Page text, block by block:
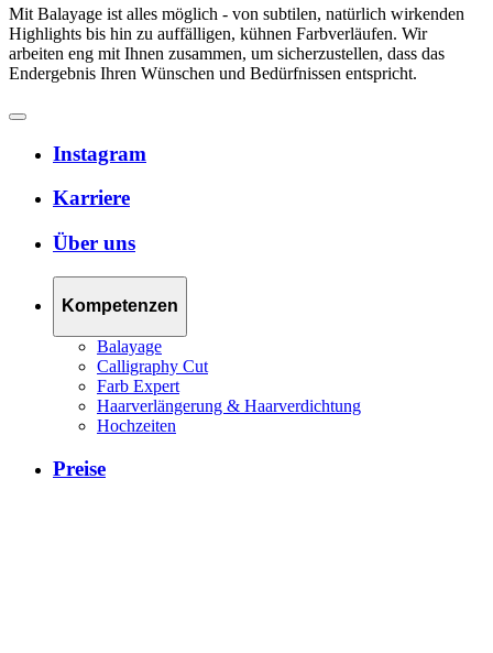
Mit Balayage ist alles möglich - von subtilen, natürlich wirkenden
Highlights bis hin zu auffälligen, kühnen Farbverläufen. Wir
arbeiten eng mit Ihnen zusammen, um sicherzustellen, dass das
Endergebnis Ihren Wünschen und Bedürfnissen entspricht.
Instagram
Karriere
Über uns
Kompetenzen
Balayage
Calligraphy Cut
Farb Expert
Haarverlängerung & Haarverdichtung
Hochzeiten
Preise